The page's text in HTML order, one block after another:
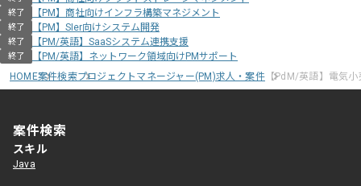
終了 【PM】商社向けインフラ構築マネジメント
終了 【PM】SIer向けシステム開発
終了 【PM/英語】SaaSシステム連携支援
終了
【PM/英語】ネットワーク領域向けPMサポート
HOME案件検索プロジェクトマネージャー(PM)求人・案件【PdM/英語】電気
案件検索
スキル
Java